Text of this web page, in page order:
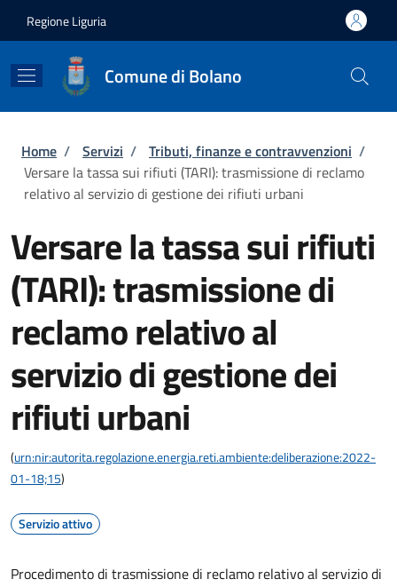
Regione Liguria
Comune di Bolano
Briciole di pane
Home / Servizi / Tributi, finanze e contravvenzioni /
Versare la tassa sui rifiuti (TARI): trasmissione di reclamo
relativo al servizio di gestione dei rifiuti urbani
Versare la tassa sui rifiuti
(TARI): trasmissione di
reclamo relativo al
servizio di gestione dei
rifiuti urbani
(urn:nir:autorita.regolazione.energia.reti.ambiente:deliberazione:2022-
01-18;15)
Servizio attivo
Procedimento di trasmissione di reclamo relativo al servizio di